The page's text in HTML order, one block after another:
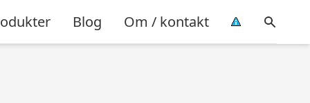
Blog Om / kontakt